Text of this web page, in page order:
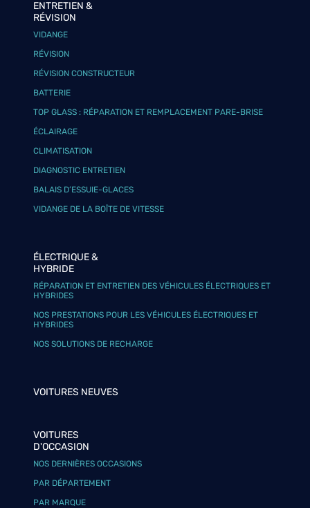
ENTRETIEN &
RÉVISION
VIDANGE
RÉVISION
RÉVISION CONSTRUCTEUR
BATTERIE
TOP GLASS : RÉPARATION ET REMPLACEMENT PARE-BRISE
ÉCLAIRAGE
CLIMATISATION
DIAGNOSTIC ENTRETIEN
BALAIS D’ESSUIE-GLACES
VIDANGE DE LA BOÎTE DE VITESSE
ÉLECTRIQUE &
HYBRIDE
RÉPARATION ET ENTRETIEN DES VÉHICULES ÉLECTRIQUES ET
HYBRIDES
NOS PRESTATIONS POUR LES VÉHICULES ÉLECTRIQUES ET
HYBRIDES
NOS SOLUTIONS DE RECHARGE
VOITURES NEUVES
VOITURES
D'OCCASION
NOS DERNIÈRES OCCASIONS
PAR DÉPARTEMENT
PAR MARQUE